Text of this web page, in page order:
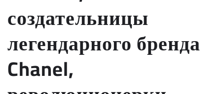
создательницы
легендарного бренда
Chanel,